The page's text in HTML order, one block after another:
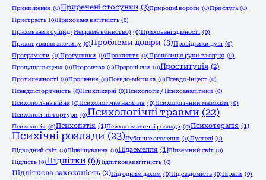
Приниження (0)Приречені стосунки (2)Природні вороги (0)Прислуга (0)
Пристрасть (0)Прихована вагітність (0)
Прихований суїцид (Непряме вбивство) (0)Приховані здібності (0)
Приховування злочину (0)Проблеми довіри (3)Провідники душ (0)
Програмісти (0)Прогулянки (0)Прокляття (0)Пропозиція руки та серця (0)
Пропущена сцена (0)Пророцтва (0)Пророчі сни (0)Проституція (2)
Протилежності (0)Прощення (0)Псевдо-містика (0)Псевдо-інцест (0)
Псевдоісторичність (0)Психлікарні (0)Психологи / Психоаналітики (0)
Психологічна війна (0)Психологічне насилля (0)Психологічний мазохізм (0)
Психологічні тортури (0)Психологічні травми (22)
Психологія (0)Психопатія (1)Психосоматичні розлади (0)Психотерапія (1)
Психічні розлади (23)Публічне оголення (0)Пустелі (0)
Підводний світ (0)Підвішування (0)Підземелля (1)Підземний світ (0)
Підлість (0)Підлітки (6)Підліткова вагітність (0)
Підліткова закоханість (2)Під одним дахом (0)Підсвідомість (0)Пірати (0)